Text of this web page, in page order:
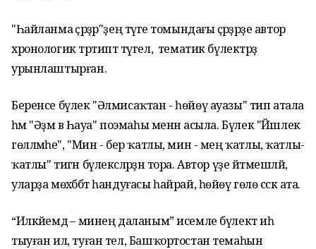
"Һайланма әҫәрҙәр"ҙең тәүге томындағы әҫәрҙәрҙе автор
хронологик тәртиптә түгел, ә тематик бүлектәрҙә
урынлаштырған.
Беренсе бүлек "Әлмисаҡтан - һөйөү ауазы" тип атала
һәм "Әҙәм вә Һауа" поэмаһы менән асыла. Бүлек "Йәшлек
гөлләмәһе", "Мин - бер ҡатлы, мин - мең ҡатлы, ҡатлы-
ҡатлы" тигән бүлексәләрҙән тора. Автор үҙе әйтмешләй,
уларҙа мөхәббәт һандуғасы һайрай, һөйөү гөлө сәскә ата.
“Илкәйемдә – минең даланым” исемле бүлектә иһә
тыуған ил, туған тел, Башҡортостан темаһын